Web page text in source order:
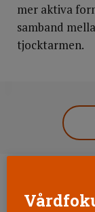
mer aktiva
samband
tjocktarmen.